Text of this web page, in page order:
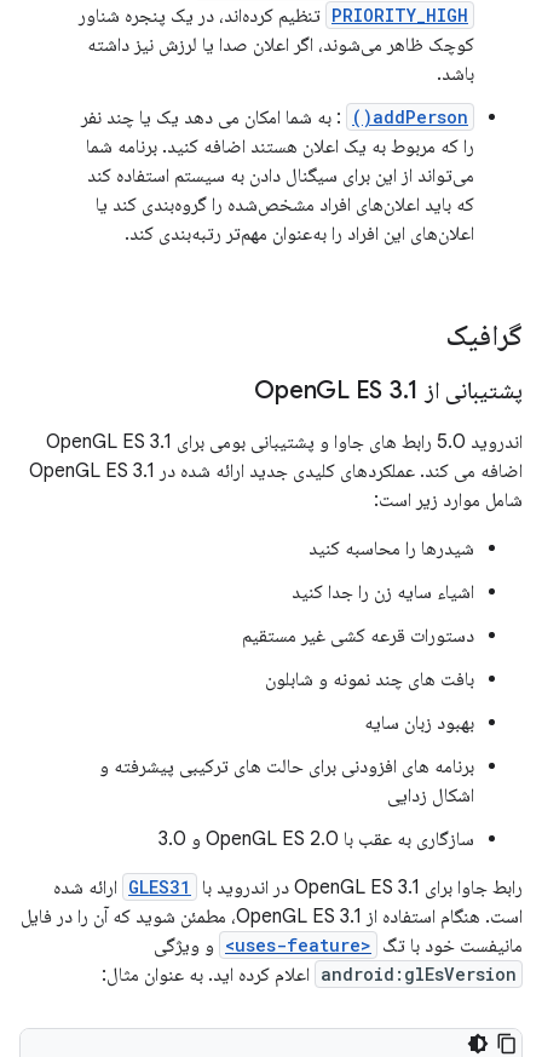
PRIORITY_HIGH تنظیم کرده‌اند، در یک پنجره شناور
کوچک ظاهر می‌شوند، اگر اعلان صدا یا لرزش نیز داشته
باشد.
addPerson()
: به شما امکان می دهد یک یا چند نفر
را که مربوط به یک اعلان هستند اضافه کنید. برنامه شما
می‌تواند از این برای سیگنال دادن به سیستم استفاده کند
که باید اعلان‌های افراد مشخص‌شده را گروه‌بندی کند یا
اعلان‌های این افراد را به‌عنوان مهم‌تر رتبه‌بندی کند.
گرافیک
پشتیبانی از Open GL ES 3.1
اندروید 5.0 رابط های جاوا و پشتیبانی بومی برای OpenGL ES 3.1
اضافه می کند. عملکردهای کلیدی جدید ارائه شده در OpenGL ES 3.1
شامل موارد زیر است:
شیدرها را محاسبه کنید
اشیاء سایه زن را جدا کنید
دستورات قرعه کشی غیر مستقیم
بافت های چند نمونه و شابلون
بهبود زبان سایه
برنامه های افزودنی برای حالت های ترکیبی پیشرفته و
اشکال زدایی
سازگاری به عقب با OpenGL ES 2.0 و 3.0
رابط جاوا برای OpenGL ES 3.1 در اندروید با
GLES31 ارائه شده
است. هنگام استفاده از OpenGL ES 3.1، مطمئن شوید که آن را در فایل
مانیفست خود با تگ <uses-feature> و ویژگی
android:glEsVersion اعلام کرده اید. به عنوان مثال: